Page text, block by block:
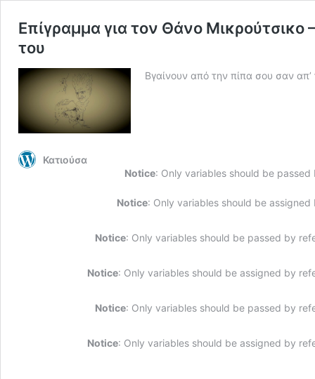
Επίγραμμα για τον Θάνο Μικρούτσικο
του
Βγαίνουν από την πίπα σου σαν
Κατιούσα
Notice: Only variables should be
Notice: Only variables should be
Notice: Only variables should be passed by
Notice: Only variables should be assigned by
Notice: Only variables should be passed by
Notice: Only variables should be assigned by